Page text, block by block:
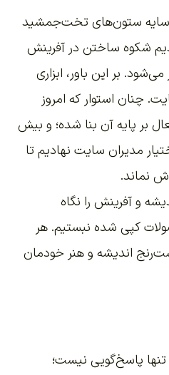
ما به سال ۱۳۹۴ در سایه ستون‌های تخت‌جمشید
شکوه ساختن در آفرینش
بر این باور، ابزاری
. چنان استوار که امروز
فعال بر پایه آن بنا شده؛ و بیش
مدیران سایت نهادیم تا
نماند.
و آفرینش را نگاه
کپی شده نبستیم. هر
اندیشه و هنر خودمان
پاسخ‌گویی نیست؛